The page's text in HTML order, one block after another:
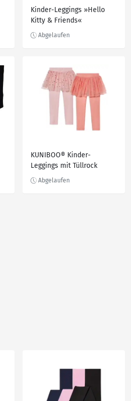
Kinder-Leggings »Hello
Kitty & Friends«
KUNIBOO® Kinder-
Leggings mit Tüllrock